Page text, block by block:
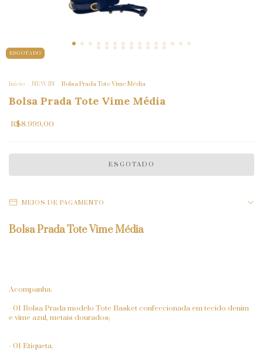
ESGOTADO
Início . NEW IN . Bolsa Prada Tote Vime Média
Bolsa Prada Tote Vime Média
R$8.999,00
MEIOS DE PAGAMENTO
Bolsa Prada Tote Vime Média
Acompanha:
- 01 Bolsa Prada modelo Tote Basket confeccionada em tecido denim
e vime azul, metais dourados;
- 01 Etiqueta.